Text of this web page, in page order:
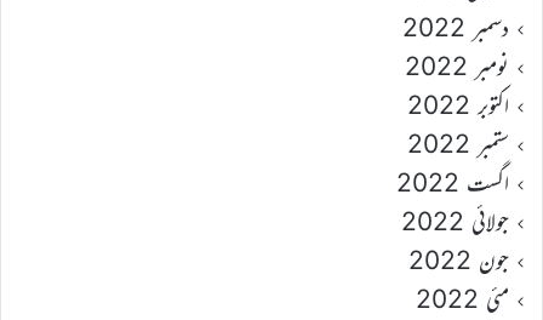
دسمبر 2022
نومبر 2022
اکتوبر 2022
ستمبر 2022
اگست 2022
جولائی 2022
جون 2022
مئی 2022